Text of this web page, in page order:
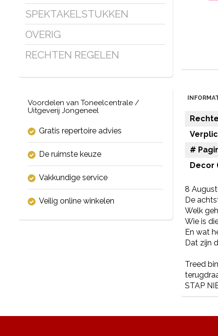
SPEKTAKELSTUKKEN
OVERIG
RECHTEN REGELEN
Voordelen van Toneelcentrale /
Uitgeverij Jongeneel
Gratis repertoire advies
De ruimste keuze
Vakkundige service
Veilig online winkelen
#
Decor
8
De
Welk
Wie is
En wat
Dat zijn
Treed
STAP